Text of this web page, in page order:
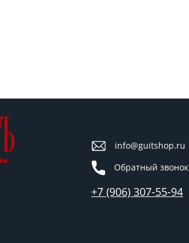
info@guitshop.ru
Обратный звонок
+7 (906) 307-55-94